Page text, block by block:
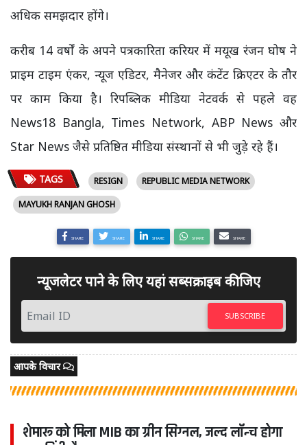
अधिक समझदार होंगे।
करीब 14 वर्षों के अपने पत्रकारिता करियर में मयूख रंजन घोष ने
प्राइम टाइम एंकर, न्यूज एडिटर, मैनेजर और कंटेंट क्रिएटर के तौर
पर काम किया है। रिपब्लिक मीडिया नेटवर्क से पहले वह
News18 Bangla, Times Network, ABP News और
Star News जैसे प्रतिष्ठित मीडिया संस्थानों से भी जुड़े रहे हैं।
TAGS RESIGN
REPUBLIC MEDIA NETWORK
MAYUKH RANJAN GHOSH
SHARE SHARE SHARE SHARE SHARE
न्यूजलेटर पाने के लिए यहां सब्सक्राइब कीजिए
SUBSCRIBE
आपके विचार
शेमारू को मिला MIB का ग्रीन सिग्नल, जल्द लॉन्च होगा